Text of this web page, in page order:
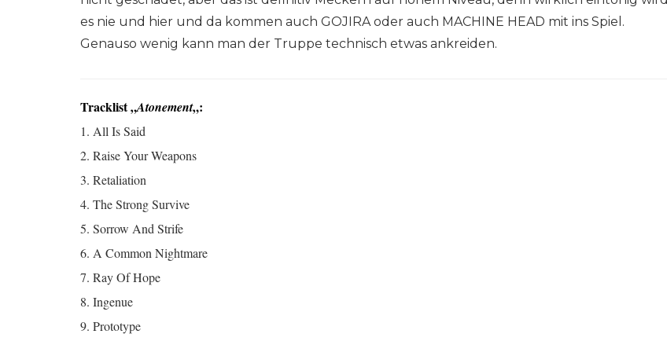
es nie und hier und da kommen auch GOJIRA oder auch MACHINE HEAD mit ins Spiel.
Genauso wenig kann man der Truppe technisch etwas ankreiden.
Tracklist „Atonement„:
1. All Is Said
2. Raise Your Weapons
3. Retaliation
4. The Strong Survive
5. Sorrow And Strife
6. A Common Nightmare
7. Ray Of Hope
8. Ingenue
9. Prototype